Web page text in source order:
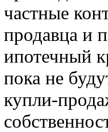
частные
продавца и
ипотечный
пока не
купли-